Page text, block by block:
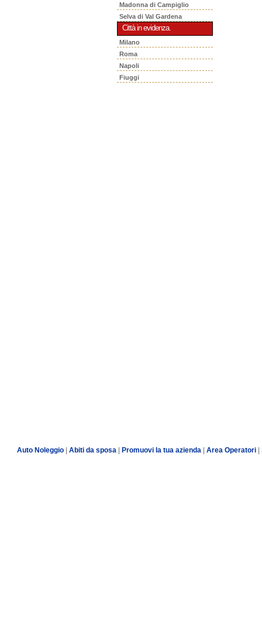
Madonna di Campiglio
Selva di Val Gardena
Città in evidenza.
Milano
Roma
Napoli
Fiuggi
Auto Noleggio| Abiti da sposa| Promuovi la tua azienda Area Operatori